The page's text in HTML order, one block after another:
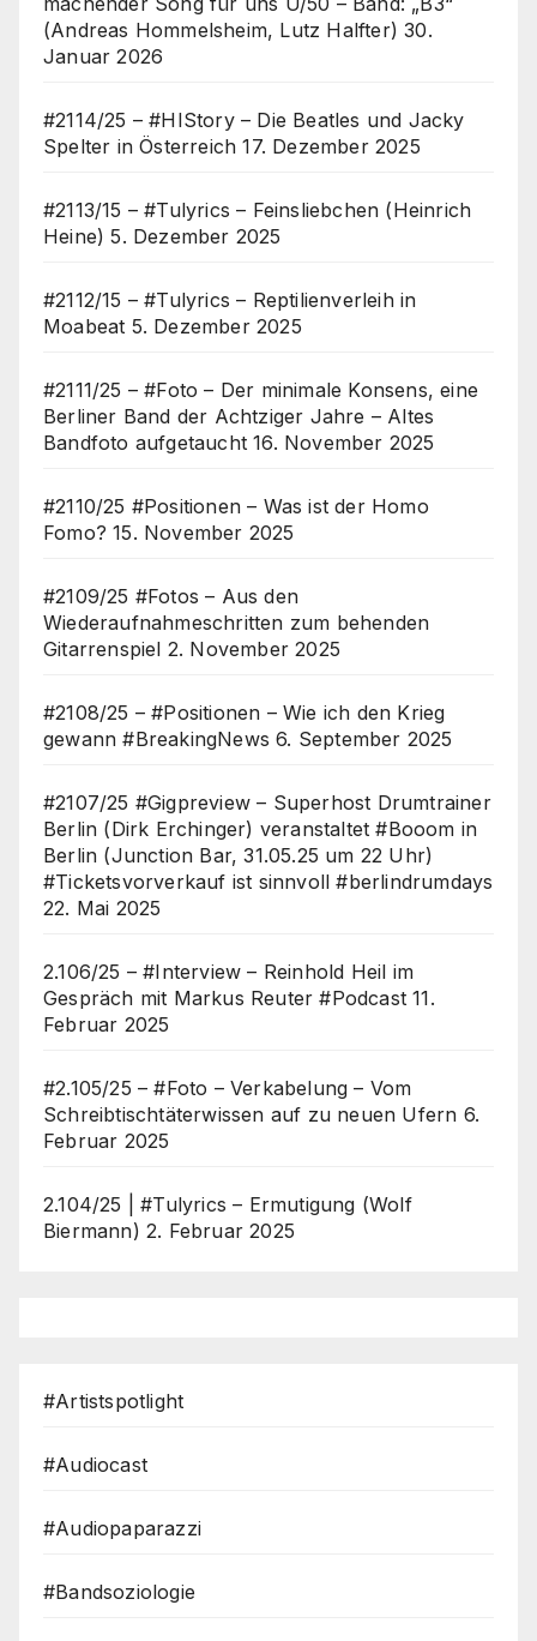
(Andreas Hommelsheim, Lutz Halfter) 30.
Januar 2026
#2114/25 – #HIStory – Die Beatles und Jacky
Spelter in Österreich 17. Dezember 2025
#2113/15 – #Tulyrics – Feinsliebchen (Heinrich
Heine) 5. Dezember 2025
#2112/15 – #Tulyrics – Reptilienverleih in
Moabeat 5. Dezember 2025
#2111/25 – #Foto – Der minimale Konsens, eine
Berliner Band der Achtziger Jahre – Altes
Bandfoto aufgetaucht 16. November 2025
#2110/25 #Positionen – Was ist der Homo
Fomo? 15. November 2025
#2109/25 #Fotos – Aus den
Wiederaufnahmeschritten zum behenden
Gitarrenspiel 2. November 2025
#2108/25 – #Positionen – Wie ich den Krieg
gewann #BreakingNews 6. September 2025
#2107/25 #Gigpreview – Superhost Drumtrainer
Berlin (Dirk Erchinger) veranstaltet #Booom in
Berlin (Junction Bar, 31.05.25 um 22 Uhr)
#Ticketsvorverkauf ist sinnvoll #berlindrumdays
22. Mai 2025
2.106/25 – #Interview – Reinhold Heil im
Gespräch mit Markus Reuter #Podcast 11.
Februar 2025
#2.105/25 – #Foto – Verkabelung – Vom
Schreibtischtäterwissen auf zu neuen Ufern 6.
Februar 2025
2.104/25 | #Tulyrics – Ermutigung (Wolf
Biermann) 2. Februar 2025
#Artistspotlight
#Audiocast
#Audiopaparazzi
#Bandsoziologie